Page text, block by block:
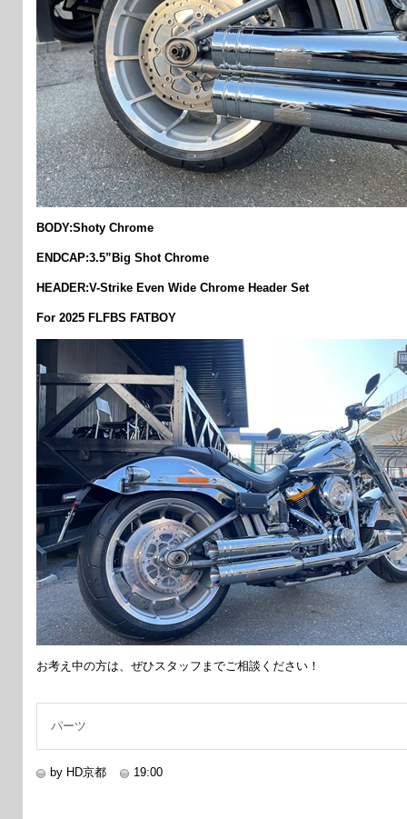
BODY:Shoty Chrome
ENDCAP:3.5”Big Shot Chrome
HEADER:V-Strike Even Wide Chrome Header Set
For 2025 FLFBS FATBOY
お考え中の方は、ぜひスタッフまでご相談ください！
パーツ
by HD京都 19:00